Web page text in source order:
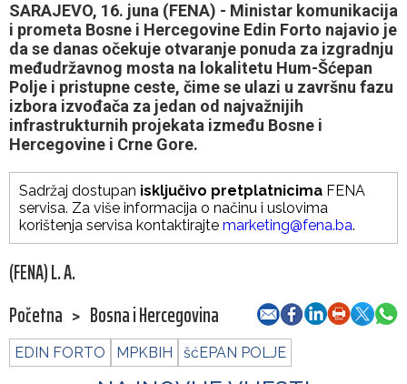
SARAJEVO, 16. juna (FENA) - Ministar komunikacija
i prometa Bosne i Hercegovine Edin Forto najavio je
da se danas očekuje otvaranje ponuda za izgradnju
međudržavnog mosta na lokalitetu Hum-Šćepan
Polje i pristupne ceste, čime se ulazi u završnu fazu
izbora izvođača za jedan od najvažnijih
infrastrukturnih projekata između Bosne i
Hercegovine i Crne Gore.
Sadržaj dostupan isključivo pretplatnicima FENA
servisa. Za više informacija o načinu i uslovima
korištenja servisa kontaktirajte marketing@fena.ba.
(FENA) L. A.
Početna > Bosna i Hercegovina
EDIN FORTO MPKBIH šćEPAN POLJE